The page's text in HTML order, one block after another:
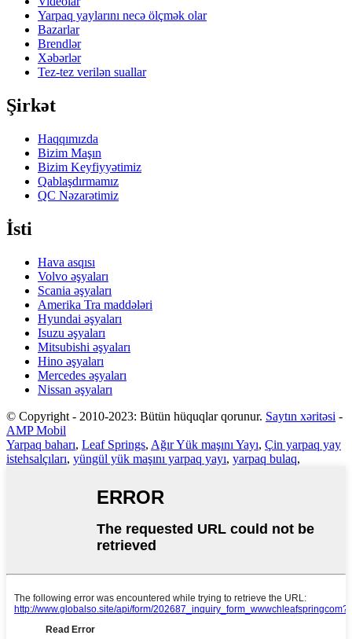
Yarpaq yaylarını necə ölçmək olar
Bazarlar
Brendlər
Xəbərlər
Tez-tez verilən suallar
Şirkət
Haqqımızda
Bizim Maşın
Bizim Keyfiyyətimiz
Qablaşdırmamız
QC Nəzarətimiz
İsti
Hava asqısı
Volvo əşyaları
Scania əşyaları
Amerika Tra maddələri
Hyundai əşyaları
Isuzu əşyaları
Mitsubishi əşyaları
Hino əşyaları
Mercedes əşyaları
Nissan əşyaları
© Copyright - 2010-2023: Bütün hüquqlar qorunur. Saytın xəritəsi -
AMP Mobil
Yarpaq baharı, Leaf Springs, Ağır Yük maşını Yayı, Çin yarpaq yay
istehsalçıları, yüngül yük maşını yarpaq yayı, yarpaq bulaq,